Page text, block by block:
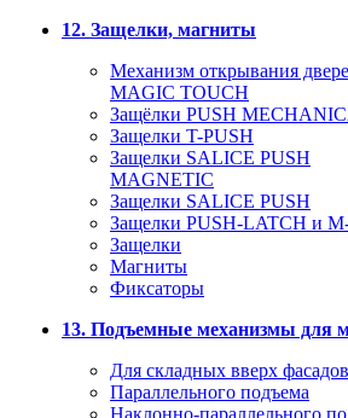
12. Защелки, магниты
Механизм открывания
MAGIC TOUCH
Защёлки PUSH
Защелки T-PUSH
Защелки SALICE PUSH
MAGNETIC
Защелки SALICE PUSH
Защелки PUSH-LATCH и
Защелки
Магниты
Фиксаторы
13. Подъемные механизмы для
Для складных вверх фасадов
Параллельного подъема
Наклонно-параллельного